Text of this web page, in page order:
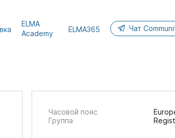
ELMA
Academy
ELMA365 Чат
Часовой пояс
Группа